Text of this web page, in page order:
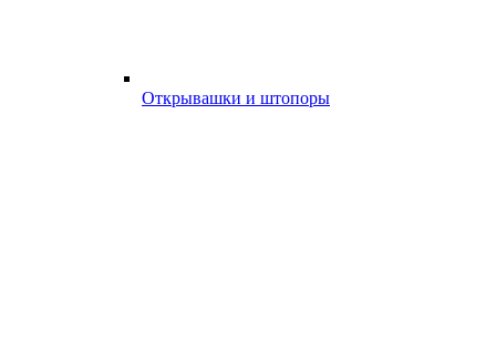
Открывашки и штопоры